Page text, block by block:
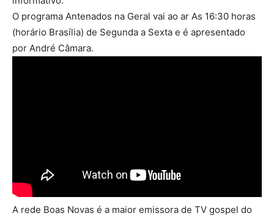
O programa Antenados na Geral vai ao ar As 16:30 horas
(horário Brasília) de Segunda a Sexta e é apresentado
por André Câmara.
A rede Boas Novas é a maior emissora de TV gospel do